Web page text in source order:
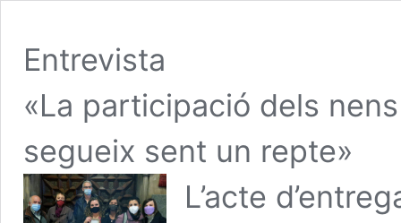
Entrevista
«La participació dels
segueix sent un repte»
L’acte